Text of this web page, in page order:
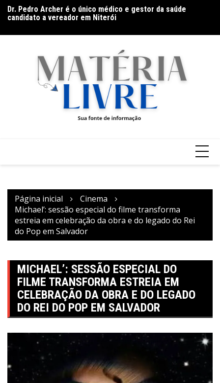
para
conteúdo
candidato a vereador em Niterói
Documentário CONTRACENA foi exibido na UFU, no
Grupontapé e no CEU Shopping Park
Página inicial
Cinema
Michael’: sessão especial do filme transforma
estreia em celebração da obra e do legado do Rei
do Pop em Salvador
MICHAEL’: SESSÃO ESPECIAL DO
FILME TRANSFORMA ESTREIA EM
CELEBRAÇÃO DA OBRA E DO LEGADO
DO REI DO POP EM SALVADOR